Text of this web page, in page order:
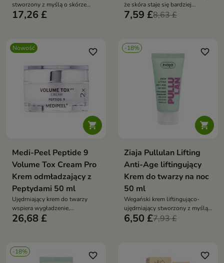
stworzony z myślą o skórze
wymagającej wygładzenia,
17,26 £
że skóra staje się bardziej
napięta, sprężysta i odzyskuje
7,59 £8,63 £
Nowość

favorite_border
Medi-Peel Peptide 9
Volume Tox Cream Pro
Krem odmładzający z
Peptydami 50 ml
Ujędrniający krem do twarzy
wspiera wygładzenie,
nawilżenie i poprawę napięcia
hialuronianem sodu, trehalozą,
26,68 £
-18%

favorite_border
Ziaja Pullulan Lifting
Anti-Age liftingujący
Krem do twarzy na noc
50 ml
Wegański krem liftingująco-
ujędrniający stworzony z myślą
o skórze dorosłej, wiotkiej, o
6,50 £7,93 £
-18% favorite_border favorite_border